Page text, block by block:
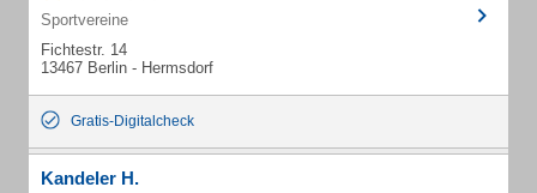
Sportvereine
Fichtestr. 14
13467 Berlin - Hermsdorf
Gratis-Digitalcheck
Kandeler H.